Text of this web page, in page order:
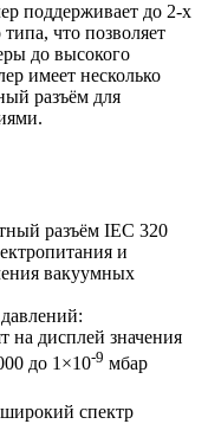
поддерживает до 2-х
что позволяет
до высокого
имеет несколько
разъём для
разъём IEC 320
и
вакуумных
на дисплей значения
до 1×10-9 мбар
спектр